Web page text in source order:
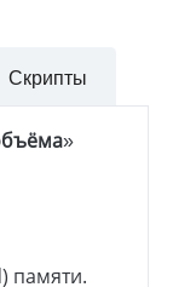
Скрипты
»
памяти.